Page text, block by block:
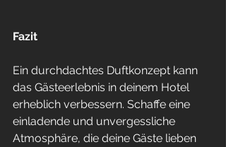
Fazit
Ein durchdachtes Duftkonzept kann
das Gästeerlebnis in deinem Hotel
erheblich verbessern. Schaffe eine
einladende und unvergessliche
Atmosphäre, die deine Gäste lieben